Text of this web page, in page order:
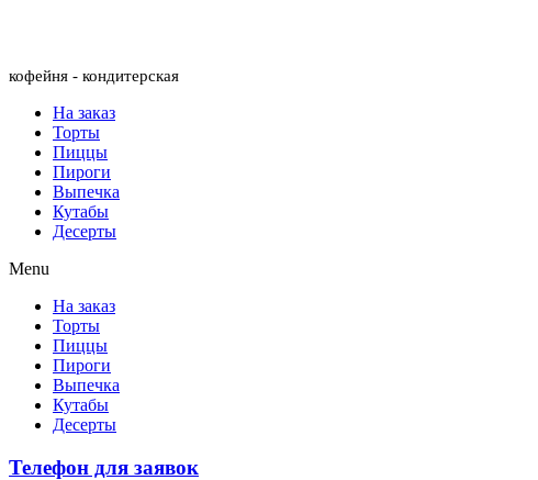
кофейня - кондитерская
На заказ
Торты
Пиццы
Пироги
Выпечка
Кутабы
Десерты
Menu
На заказ
Торты
Пиццы
Пироги
Выпечка
Кутабы
Десерты
Телефон для заявок